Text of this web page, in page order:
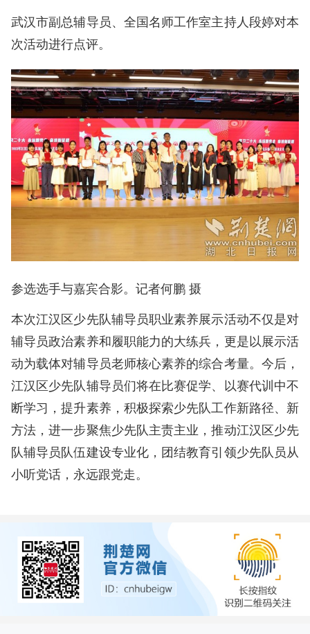
武汉市副总辅导员、全国名师工作室主持人段婷对本
次活动进行点评。
参选选手与嘉宾合影。记者何鹏 摄
本次江汉区少先队辅导员职业素养展示活动不仅是对
辅导员政治素养和履职能力的大练兵，更是以展示活
动为载体对辅导员老师核心素养的综合考量。今后，
江汉区少先队辅导员们将在比赛促学、以赛代训中不
断学习，提升素养，积极探索少先队工作新路径、新
方法，进一步聚焦少先队主责主业，推动江汉区少先
队辅导员队伍建设专业化，团结教育引领少先队员从
小听党话，永远跟党走。